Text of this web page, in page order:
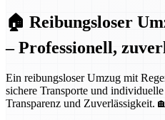
🏠 Reibungsloser
– Professionell,
Ein reibungsloser Umzug mit
sichere Transporte und
Transparenz und Zuverlässigkeit.